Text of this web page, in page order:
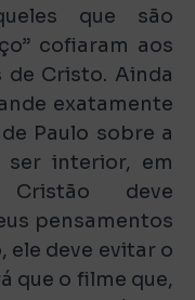
que são
cofiaram aos
de Cristo. Ainda
exatamente
Paulo sobre a
ser interior, em
deve
pensamentos
ele deve evitar o
que o filme que,